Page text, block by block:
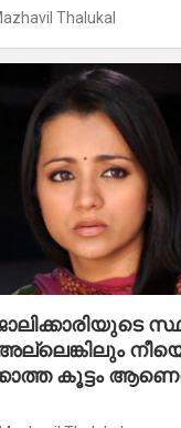
Thalukal
അല്ലെങ്കിലും
കൂട്ടം